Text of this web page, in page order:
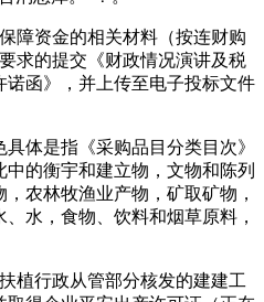
资金的相关材料（按连财购
求的提交《财政情况演讲及税
函》，并上传至电子投标文件
是指《采购品目分类目次》
的衡宇和建立物，文物和陈列
农林牧渔业产物，矿取矿物，
水，食物、饮料和烟草原料，
行政从管部分核发的建建工